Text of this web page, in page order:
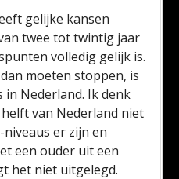
gelijke kansen
twee tot twintig jaar
volledig gelijk is.
moeten stoppen, is
in Nederland. Ik denk
van Nederland niet
er zijn en
een ouder uit een
het niet uitgelegd.